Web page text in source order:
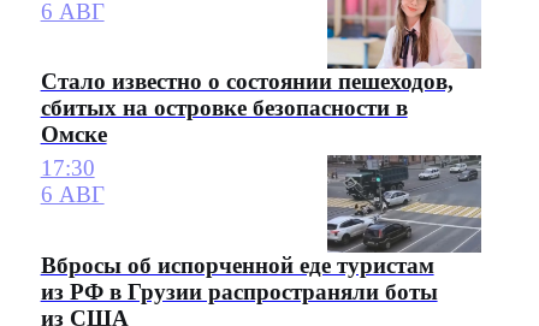
6 АВГ
Стало известно о состоянии пешеходов,
сбитых на островке безопасности в
Омске
17:30
6 АВГ
Вбросы об испорченной еде туристам
из РФ в Грузии распространяли боты
из США